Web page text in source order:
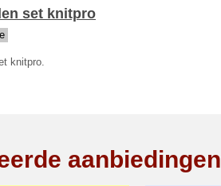
set knitpro
knitpro.
aanbiedingen